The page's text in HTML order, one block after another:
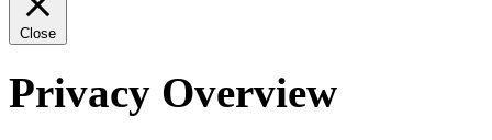
Close
Privacy Overview